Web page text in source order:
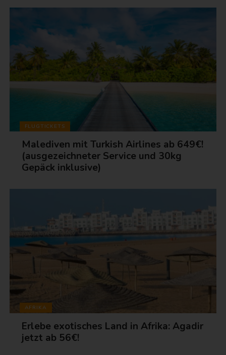
FLUGTICKETS
Malediven mit Turkish Airlines ab 649€!
(ausgezeichneter Service und 30kg
Gepäck inklusive)
AFRIKA
Erlebe exotisches Land in Afrika: Agadir
jetzt ab 56€!